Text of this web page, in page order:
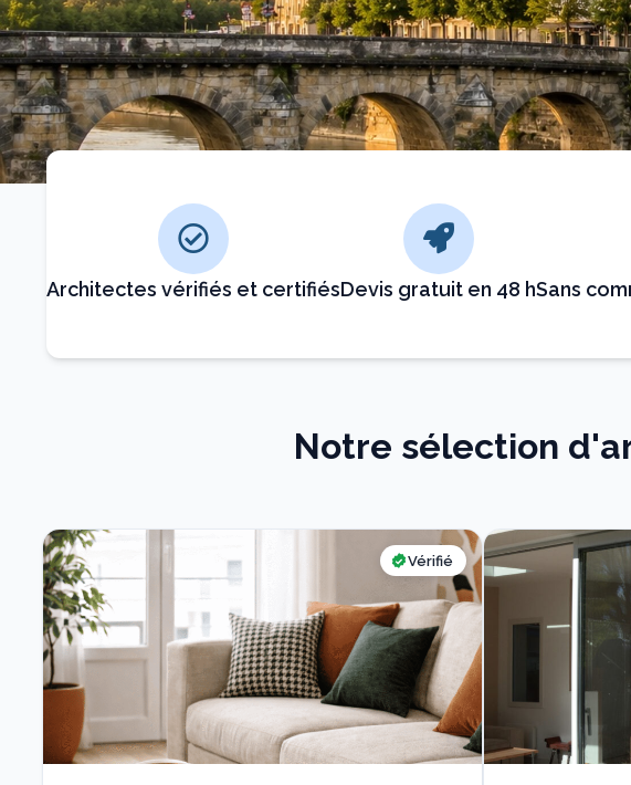
Architectes vérifiés et certifiésDevis gratuit en 48 hSans
Notre sélection
Vérifié